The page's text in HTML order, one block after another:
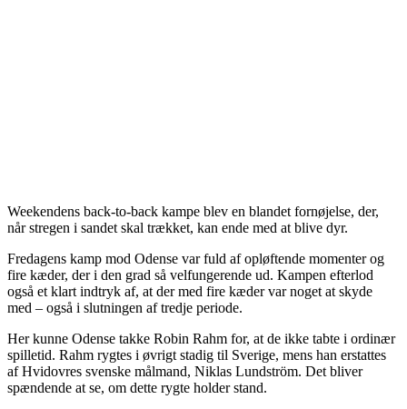
Weekendens back-to-back kampe blev en blandet fornøjelse, der,
når stregen i sandet skal trækket, kan ende med at blive dyr.
Fredagens kamp mod Odense var fuld af opløftende momenter og
fire kæder, der i den grad så velfungerende ud. Kampen efterlod
også et klart indtryk af, at der med fire kæder var noget at skyde
med – også i slutningen af tredje periode.
Her kunne Odense takke Robin Rahm for, at de ikke tabte i ordinær
spilletid. Rahm rygtes i øvrigt stadig til Sverige, mens han erstattes
af Hvidovres svenske målmand, Niklas Lundström. Det bliver
spændende at se, om dette rygte holder stand.